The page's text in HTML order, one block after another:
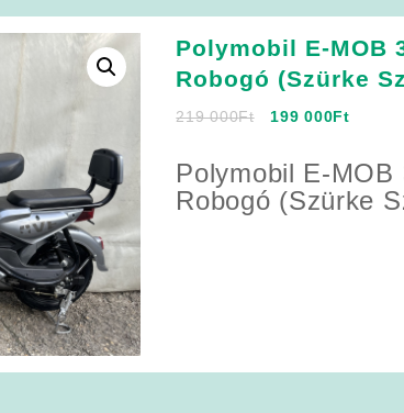
Polymobil E-MOB
Robogó (Szürke
219 000Ft
Original
was:
219
000Ft.
199 000FtCurrent
is:
199
000Ft.
Polymobil E-MOB
Robogó (Szürke